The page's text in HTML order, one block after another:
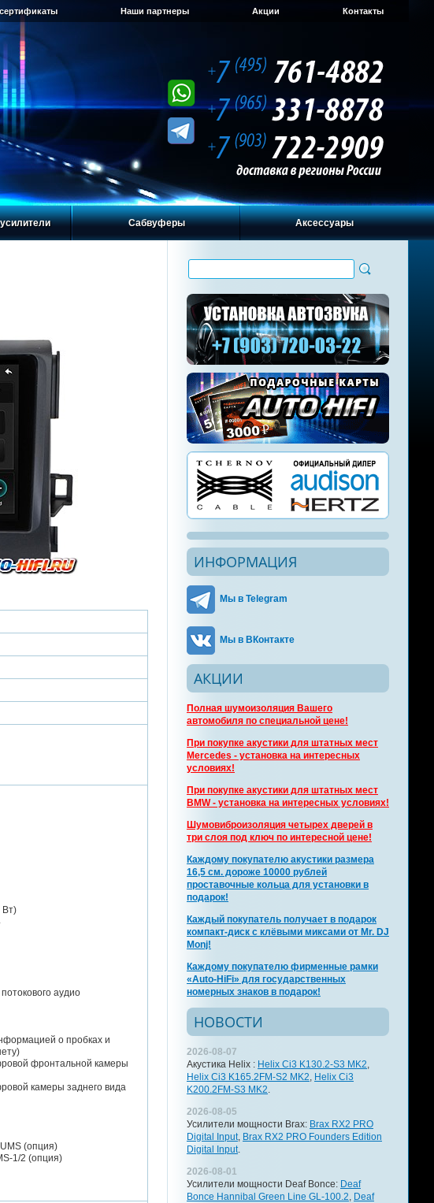
Наши партнеры Акции Контакты
Сабвуферы Аксессуары
Вт)
аудио
о пробках и
фронтальной камеры
камеры заднего вида
(опция)
1/2 (опция)
ИНФОРМАЦИЯ
Мы в Telegram
Мы в ВКонтакте
АКЦИИ
Полная шумоизоляция Вашего
автомобиля по специальной цене!
При покупке акустики для штатных мест
Mercedes - установка на интересных
условиях!
При покупке акустики для штатных мест
BMW - установка на интересных условиях!
Шумовиброизоляция четырех дверей в
три слоя под ключ по интересной цене!
Каждому покупателю акустики размера
16,5 см. дороже 10000 рублей
проставочные кольца для установки в
подарок!
Каждый покупатель получает в подарок
компакт-диск с клёвыми миксами от Mr. DJ
Monj!
Каждому покупателю фирменные рамки
«Auto-HiFi» для государственных
номерных знаков в подарок!
НОВОСТИ
2026-08-07
Акустика Helix : Helix Ci3 K130.2-S3 MK2,
Helix Ci3 K165.2FM-S2 MK2, Helix Ci3
K200.2FM-S3 MK2.
2026-08-05
Усилители мощности Brax: Brax RX2 PRO
Digital Input, Brax RX2 PRO Founders Edition
Digital Input.
2026-08-01
Усилители мощности Deaf Bonce: Deaf
Bonce Hannibal Green Line GL-100.2, Deaf